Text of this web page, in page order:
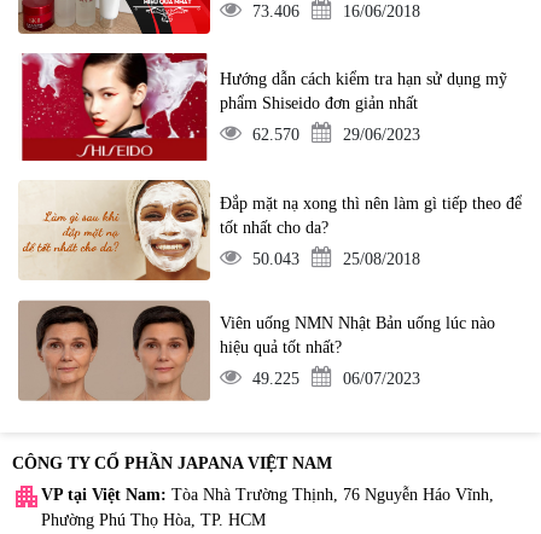
73.406
16/06/2018
Hướng dẫn cách kiểm tra hạn sử dụng mỹ
phẩm Shiseido đơn giản nhất
62.570
29/06/2023
Đắp mặt nạ xong thì nên làm gì tiếp theo để
tốt nhất cho da?
50.043
25/08/2018
Viên uống NMN Nhật Bản uống lúc nào
hiệu quả tốt nhất?
49.225
06/07/2023
CÔNG TY CỔ PHẦN JAPANA VIỆT NAM
apartment VP tại Việt Nam: Tòa Nhà Trường Thịnh, 76 Nguyễn Háo Vĩnh,
Phường Phú Thọ Hòa, TP. HCM